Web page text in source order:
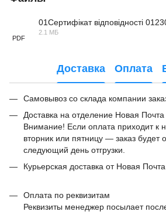
PDF
01Сертифікат відповідності
2.1 МБ
Доставка Оплата
Самовывоз со склада компании
Доставка на отделение Новая Почта
Внимание! Если оплата приходит к
вторник или пятницу — заказ будет
следующий день отгрузки.
Курьерская доставка от Новая Почта
Оплата по реквизитам
Реквизиты менеджер посылает